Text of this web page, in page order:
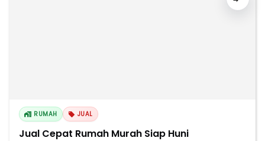
RUMAH JUAL
Jual Cepat Rumah Murah Siap Huni